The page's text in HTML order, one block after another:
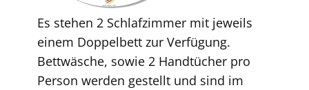
Es stehen 2 Schlafzimmer mit jeweils
einem Doppelbett zur Verfügung.
Bettwäsche, sowie 2 Handtücher pro
Person werden gestellt und sind im